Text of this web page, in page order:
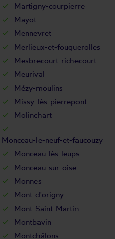
Martigny-courpierre
Mayot
Mennevret
Merlieux-et-fouquerolles
Mesbrecourt-richecourt
Meurival
Mézy-moulins
Missy-lès-pierrepont
Molinchart
Monceau-le-neuf-et-faucouzy
Monceau-lès-leups
Monceau-sur-oise
Monnes
Mont-d'origny
Mont-Saint-Martin
Montbavin
Montchâlons